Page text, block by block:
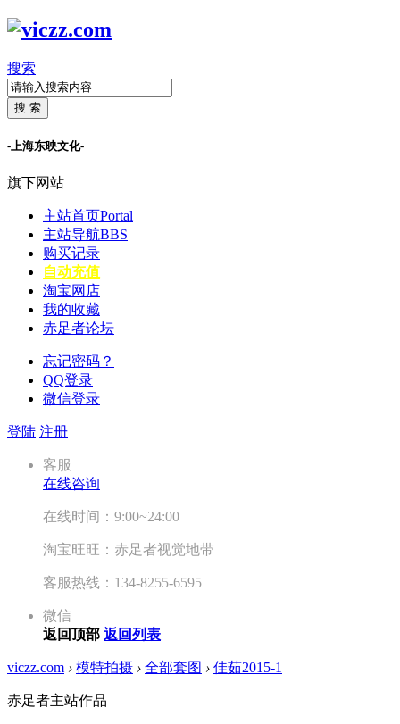
搜索
搜 索
-上海东映文化-
旗下网站
主站首页Portal
主站导航BBS
购买记录
自动充值
淘宝网店
我的收藏
赤足者论坛
忘记密码？
QQ登录
微信登录
登陆 注册
客服
在线咨询
在线时间：9:00~24:00
淘宝旺旺：赤足者视觉地带
客服热线：134-8255-6595
微信
返回顶部 返回列表
viczz.com › 模特拍摄 › 全部套图 › 佳茹2015-1
赤足者主站作品